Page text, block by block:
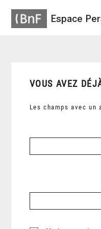
Espace
VOUS AVEZ
Les champs avec